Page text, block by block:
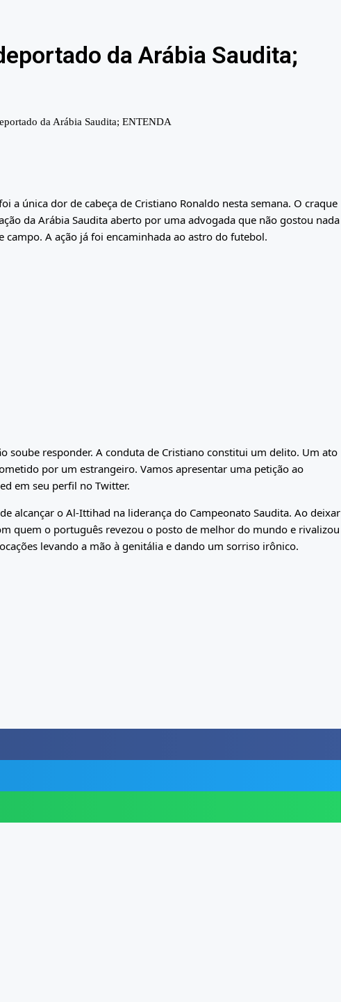
da Arábia Saudita;
única dor de cabeça de Cristiano Ronaldo nesta semana. O craque
da Arábia Saudita aberto por uma advogada que não gostou nada
A ação já foi encaminhada ao astro do futebol.
soube responder. A conduta de Cristiano constitui um delito. Um ato
por um estrangeiro. Vamos apresentar uma petição ao
em seu perfil no Twitter.
alcançar o Al-Ittihad na liderança do Campeonato Saudita. Ao deixar
quem o português revezou o posto de melhor do mundo e rivalizou
levando a mão à genitália e dando um sorriso irônico.